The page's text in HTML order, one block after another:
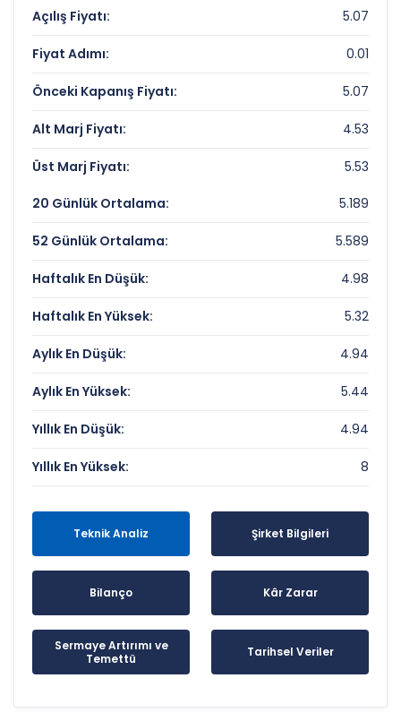
Seviyeler
Bugün Gördüğü En Yüksek Fiyat:
5.12 TL
Son 1 Yılın Zirvesi:
8 TL
Son 1 Yılın Dibi:
4.94 TL
Açılış Fiyatı: 5.07
Fiyat Adımı: 0.01
Önceki Kapanış Fiyatı: 5.07
Alt Marj Fiyatı: 4.53
Üst Marj Fiyatı: 5.53
20 Günlük Ortalama: 5.189
52 Günlük Ortalama: 5.589
Haftalık En Düşük: 4.98
Haftalık En Yüksek: 5.32
Aylık En Düşük: 4.94
Aylık En Yüksek: 5.44
Yıllık En Düşük: 4.94
Yıllık En Yüksek: 8
Teknik Analiz Şirket Bilgileri
Bilanço Kâr Zarar
Sermaye Artırımı ve
Temettü
Tarihsel Veriler